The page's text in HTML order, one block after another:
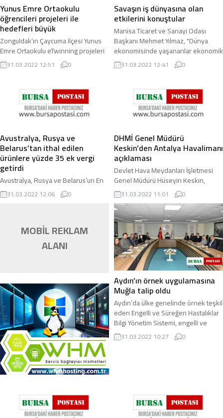
Yunus Emre Ortaokulu
öğrencileri projeleri ile
hedefleri büyük
Zonguldak’ın Çaycuma ilçesi Yunus
Emre Ortaokulu eTwinning projeleri
ile dünyaya açılmaya devam ediyor.
2021-2022 Eğitim-öğretim yılında
31.03.2022 12:51 0
Savaşın iş dünyasına olan
etkilerini konuştular
Manisa Ticaret ve Sanayi Odası
Başkanı Mehmet Yılmaz, "Dünya
ekonomisinde yaşananlar ekonomik
olarak büyük bir belirsizliğe yol açtı.
Tüm bu ...
31.03.2022 12:41 0
Avustralya, Rusya ve
Belarus’tan ithal edilen
ürünlere yüzde 35 ek vergi
getirdi
Avustralya, Rusya ve Belarus’un En
Çok Tercih Edilen Ülke (MFN)
listesinden çıkarılacağını ve iki
31.03.2022 12:06 0
DHMİ Genel Müdürü
Keskin’den Antalya Havalimanı
açıklaması
Devlet Hava Meydanları İşletmesi
Genel Müdürü Hüseyin Keskin,
geçtiğimiz gün imzaları atılan Antalya
Havalimanı Projesi Kamu-Özel
İşbirliği ...
31.03.2022 11:01 0
MOBİL REKLAM
ALANI
Aydın’ın örnek uygulamasına
Muğla talip oldu
Aydın’da ülke genelinde örnek teşkil
eden Engelli ve Süreğen Hastalıklar
Bilgi Yönetim Sistemi, engelli ve
kronik rahatsızlığı olan vatandaşların
... 31.03.2022 10:27 0